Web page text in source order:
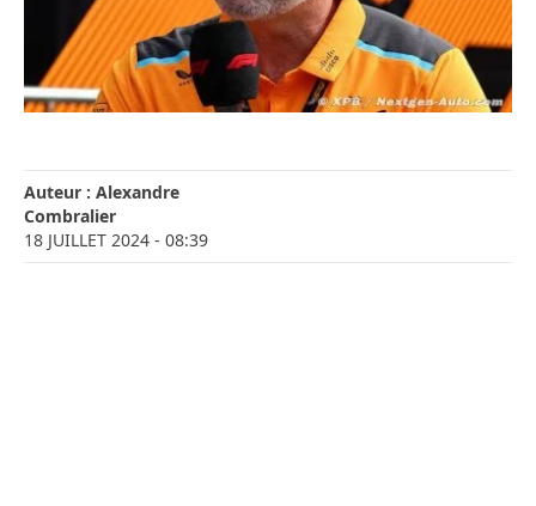
Auteur : Alexandre
Combralier
18 JUILLET 2024 - 08:39